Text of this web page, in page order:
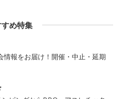
め特集
情報をお届け！開催・中止・延期